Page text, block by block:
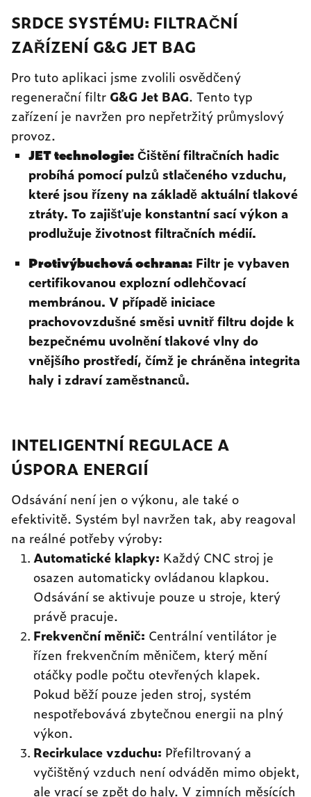
SRDCE SYSTÉMU: FILTRAČNÍ
ZAŘÍZENÍ G&G JET BAG
Pro tuto aplikaci jsme zvolili osvědčený
regenerační filtr G&G Jet BAG. Tento typ
zařízení je navržen pro nepřetržitý průmyslový
provoz.
JET technologie:Čištění filtračních hadic
probíhá pomocí pulzů stlačeného vzduchu,
které jsou řízeny na základě aktuální tlakové
ztráty. To zajišťuje konstantní sací výkon a
prodlužuje životnost filtračních médií.
Protivýbuchová ochrana: Filtr je vybaven
certifikovanou explozní odlehčovací
membránou. V případě iniciace
prachovovzdušné směsi uvnitř filtru dojde k
bezpečnému uvolnění tlakové vlny do
vnějšího prostředí, čímž je chráněna integrita
haly i zdraví zaměstnanců.
INTELIGENTNÍ REGULACE A
ÚSPORA ENERGIÍ
Odsávání není jen o výkonu, ale také o
efektivitě. Systém byl navržen tak, aby reagoval
na reálné potřeby výroby:
Automatické klapky: Každý CNC stroj je
osazen automaticky ovládanou klapkou.
Odsávání se aktivuje pouze u stroje, který
právě pracuje.
Frekvenční měnič: Centrální ventilátor je
řízen frekvenčním měničem, který mění
otáčky podle počtu otevřených klapek.
Pokud běží pouze jeden stroj, systém
nespotřebovává zbytečnou energii na plný
výkon.
Recirkulace vzduchu: Přefiltrovaný a
vyčištěný vzduch není odváděn mimo objekt,
ale vrací se zpět do haly. V zimních měsících